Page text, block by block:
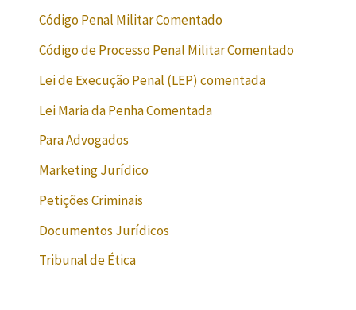
Código Penal Militar Comentado
Código de Processo Penal Militar Comentado
Lei de Execução Penal (LEP) comentada
Lei Maria da Penha Comentada
Para Advogados
Marketing Jurídico
Petições Criminais
Documentos Jurídicos
Tribunal de Ética